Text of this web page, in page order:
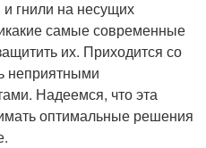
и гнили на несущих
самые современные
их. Приходится со
неприятными
Надеемся, что эта
оптимальные решения